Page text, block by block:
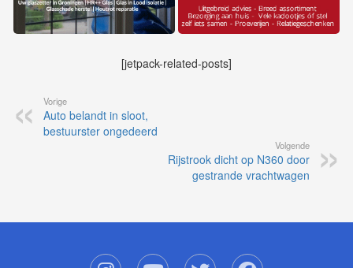
[jetpack-related-posts]
Vorige
Auto belandt in sloot,
bestuurster ongedeerd
Volgende
Rijstrook dicht op N360 door
gestrande vrachtwagen